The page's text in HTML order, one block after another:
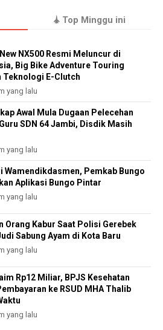
Top Minggu ini
NX500 Resmi Meluncur di
Big Bike Adventure Touring
Teknologi E-Clutch
yang lalu
Awal Mula Dugaan Pelecehan
SDN 64 Jambi, Disdik Masih
yang lalu
Wamendikdasmen, Pemkab Bungo
Aplikasi Bungo Pintar
yang lalu
Orang Kabur Saat Polisi Gerebek
Sabung Ayam di Kota Baru
yang lalu
Rp12 Miliar, BPJS Kesehatan
ke RSUD MHA Thalib
yang lalu